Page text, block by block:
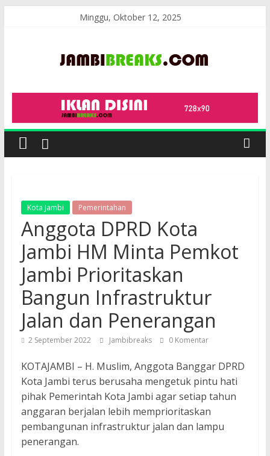
Minggu, Oktober 12, 2025
JambiBreaks
Kota Jambi Pemerintahan
Anggota DPRD Kota
Jambi HM Minta Pemkot
Jambi Prioritaskan
Bangun Infrastruktur
Jalan dan Penerangan
2 September 2022 Jambibreaks 0 Komentar
KOTAJAMBI – H. Muslim, Anggota Banggar DPRD
Kota Jambi terus berusaha mengetuk pintu hati
pihak Pemerintah Kota Jambi agar setiap tahun
anggaran berjalan lebih memprioritaskan
pembangunan infrastruktur jalan dan lampu
penerangan.